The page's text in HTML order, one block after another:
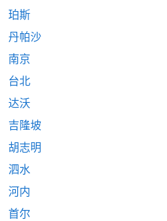
珀斯
丹帕沙
南京
台北
达沃
吉隆坡
胡志明
泗水
河内
首尔